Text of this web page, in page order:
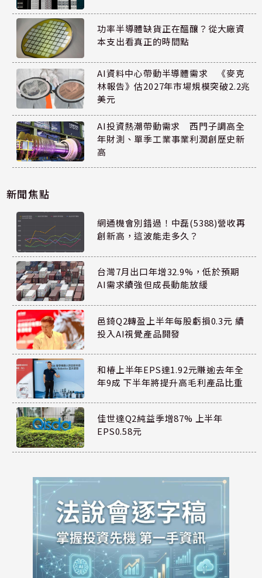
功率半導體缺貨正在醞釀？從大廠資
本支出看真正的時間點
AI資料中心帶動半導體需求 《麥克
林報告》估2027年市場規模突破2.2兆
美元
AI投資熱潮帶動需求 西門子調高全
年財測、單季工業事業利潤創歷史新
高
新聞焦點
網通機會別錯過！中磊(5388)營收再
創新高，這波能走多久？
台灣7月出口年增32.9%，低於預期
AI需求續強但成長動能放緩
邑錡Q2轉盈上半年每股虧損0.3元 續
投入AI視覺產品開發
和椿上半年EPS達1.92元賺逾去年全
年9成 下半年將提升高毛利產品比重
佳世達Q2純益季增87% 上半年
EPS0.58元